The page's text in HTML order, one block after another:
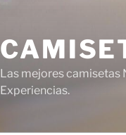
Las mejores camisetas
Experiencias.